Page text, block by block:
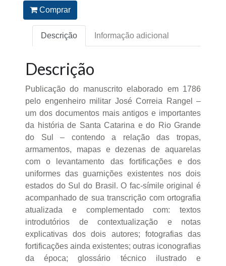
Comprar
Descrição Informação adicional
Descrição
Publicação do manuscrito elaborado em 1786
pelo engenheiro militar José Correia Rangel –
um dos documentos mais antigos e importantes
da história de Santa Catarina e do Rio Grande
do Sul – contendo a relação das tropas,
armamentos, mapas e dezenas de aquarelas
com o levantamento das fortificações e dos
uniformes das guarnições existentes nos dois
estados do Sul do Brasil. O fac-símile original é
acompanhado de sua transcrição com ortografia
atualizada e complementado com: textos
introdutórios de contextualização e notas
explicativas dos dois autores; fotografias das
fortificações ainda existentes; outras iconografias
da época; glossário técnico ilustrado e